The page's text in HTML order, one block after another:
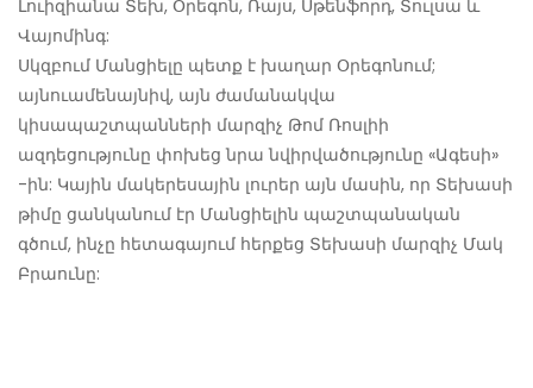
Լուիզիանա Տեխ, Օրեգոն, Ռայս, Սթենֆորդ, Տուլսա և
Վայոմինգ:
Սկզբում Մանցիելը պետք է խաղար Օրեգոնում;
այնուամենայնիվ, այն ժամանակվա
կիսապաշտպանների մարզիչ Թոմ Ռոսլիի
ազդեցությունը փոխեց նրա նվիրվածությունը «Ագեսի»
-ին: Կային մակերեսային լուրեր այն մասին, որ Տեխասի
թիմը ցանկանում էր Մանցիելին պաշտպանական
գծում, ինչը հետագայում հերքեց Տեխասի մարզիչ Մակ
Բրաունը: